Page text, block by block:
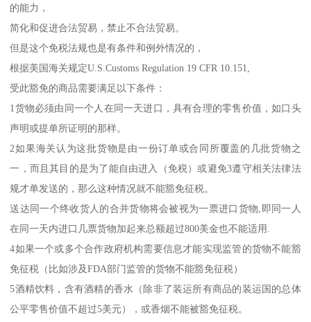
的能力，
简化和促进合法贸易，禁止不合法贸易。
但是这个免税法规也是有条件和例外情况的，
根据美国海关规定U.S.Customs Regulation 19 CFR 10.151,
受此豁免的商品需要满足以下条件：
1货物必须由同一个人在同一天进口，具有合理的零售价值，如口头
声明或提单所证明的那样。
2如果海关认为这批货物是由一份订单或合同所覆盖的几批货物之
一，而且其目的是为了能自由进入（免税）或避免3遵守相关法律法
规才单发送的，那么这种情况就不能豁免征税。
送达同一个终收货人的合并货物将会被视为一票进口货物,即同一人
在同一天内进口几票货物加起来总额超过800美金也不能适用.
4如果一个或多个合作政府机构需要信息才能实现监管的货物不能豁
免征税（比如涉及FDA部门监管的货物不能豁免征税）
5酒精饮料，含有酒精的香水（除非了装运所有商品的装运国的总体
公平零售价值不超过5美元），或香烟不能被豁免征税。